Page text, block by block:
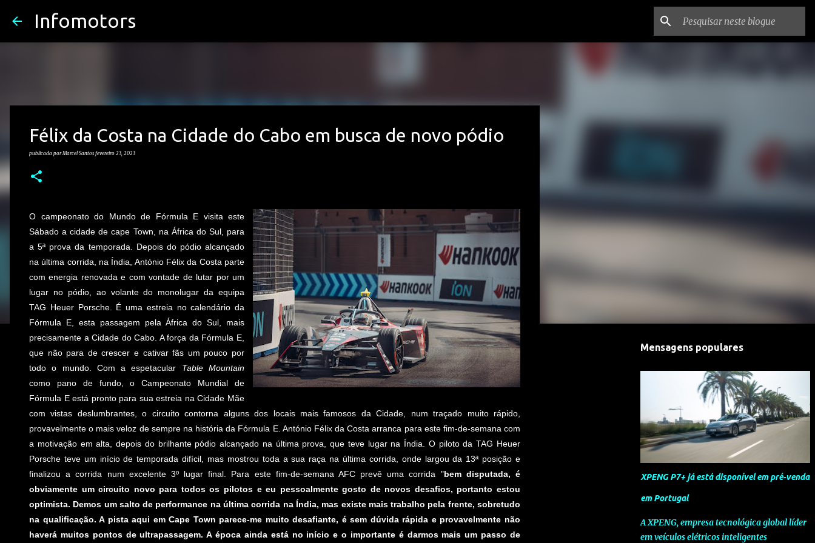
Infomotors
Félix da Costa na Cidade do Cabo em busca de novo pódio
publicada porMarcel Santos fevereiro 23, 2023
O campeonato do Mundo de Fórmula E visita este
Sábado a cidade de cape Town, na África do Sul, para
a 5ª prova da temporada. Depois do pódio alcançado
na última corrida, na Índia, António Félix da Costa parte
com energia renovada e com vontade de lutar por um
lugar no pódio, ao volante do monolugar da equipa
TAG Heuer Porsche. É uma estreia no calendário da
Fórmula E, esta passagem pela África do Sul, mais
precisamente a Cidade do Cabo. A força da Fórmula E,
que não para de crescer e cativar fãs um pouco por
todo o mundo. Com a espetacular Table Mountain
como pano de fundo, o Campeonato Mundial de
Fórmula E está pronto para sua estreia na Cidade Mãe
com vistas deslumbrantes, o circuito contorna alguns dos locais mais famosos da Cidade, num traçado muito rápido,
provavelmente o mais veloz de sempre na história da Fórmula E. António Félix da Costa arranca para este fim-de-semana com
a motivação em alta, depois do brilhante pódio alcançado na última prova, que teve lugar na Índia. O piloto da TAG Heuer
Porsche teve um início de temporada difícil, mas mostrou toda a sua raça na última corrida, onde largou da 13ª posição e
finalizou a corrida num excelente 3º lugar final. Para este fim-de-semana AFC prevê uma corrida "bem disputada, é
obviamente um circuito novo para todos os pilotos e eu pessoalmente gosto de novos desafios, portanto estou
optimista. Demos um salto de performance na última corrida na Índia, mas existe mais trabalho pela frente, sobretudo
na qualificação. A pista aqui em Cape Town parece-me muito desafiante, é sem dúvida rápida e provavelmente não
haverá muitos pontos de ultrapassagem. A época ainda está no início e o importante é darmos mais um passo de
Mensagens populares
XPENG P7+ já está disponível em pré-venda
em Portugal
A XPENG, empresa tecnológica global líder
em veículos elétricos inteligentes